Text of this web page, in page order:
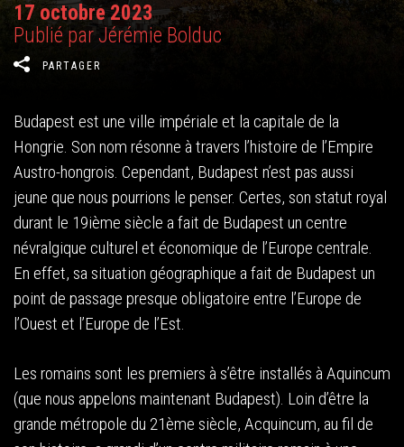
17 octobre 2023
Publié par Jérémie Bolduc
PARTAGER
Budapest est une ville impériale et la capitale de la
Hongrie. Son nom résonne à travers l’histoire de l’Empire
Austro-hongrois. Cependant, Budapest n’est pas aussi
jeune que nous pourrions le penser. Certes, son statut royal
durant le 19ième siècle a fait de Budapest un centre
névralgique culturel et économique de l’Europe centrale.
En effet, sa situation géographique a fait de Budapest un
point de passage presque obligatoire entre l’Europe de
l’Ouest et l’Europe de l’Est.
Les romains sont les premiers à s’être installés à Aquincum
(que nous appelons maintenant Budapest). Loin d’être la
grande métropole du 21ème siècle, Acquincum, au fil de